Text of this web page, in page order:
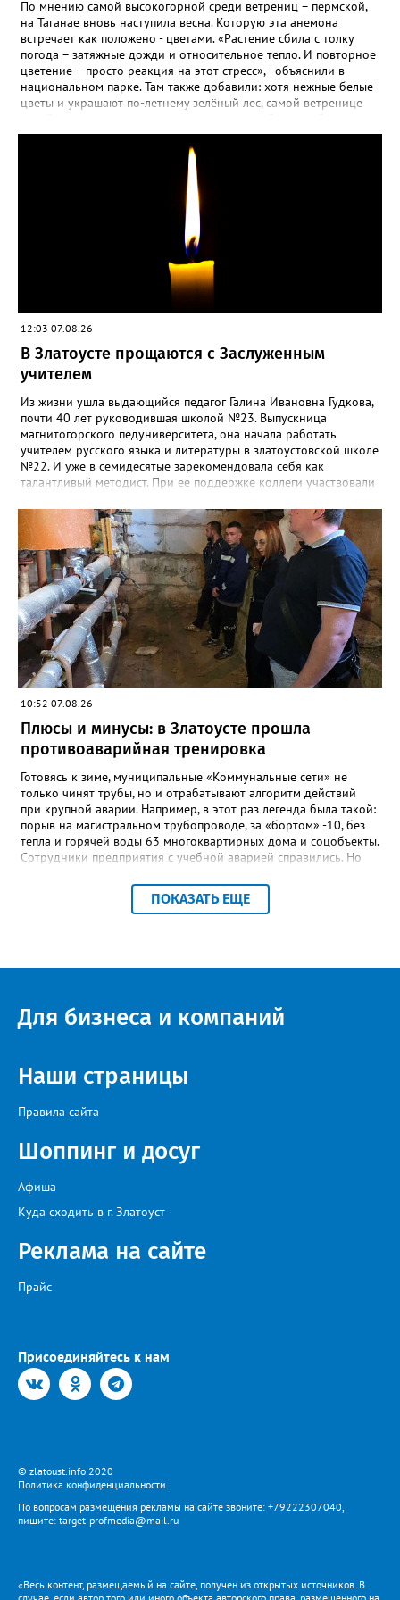
весной прорастет сама. Ещё один секрет – этот символ
Прованса не любит «вкусную» почву. Добавляйте в посадочную
яму гравий и песок – требуется хороший дренаж. В первый год
Екатерина рекомендует цветы убирать, чтобы силы куста
пошли на наращивание корневой системы. А со второго года
пусть лаванда цветёт во всю силу! Фото: Екатерина Бойко,
специально для «Златоуст.инфо». Обсуждение новости здесь
По мнению самой высокогорной среди ветрениц – пермской,
на Таганае вновь наступила весна. Которую эта анемона
встречает как положено - цветами. «Растение сбила с толку
погода – затяжные дожди и относительное тепло. И повторное
цветение – просто реакция на этот стресс», - объяснили в
национальном парке. Там также добавили: хотя нежные белые
цветы и украшают по-летнему зелёный лес, самой ветренице
силы перед долгой зимовкой.
12:03 07.08.26
В Златоусте прощаются с Заслуженным
учителем
Из жизни ушла выдающийся педагог Галина Ивановна Гудкова,
почти 40 лет руководившая школой №23. Выпускница
магнитогорского педуниверситета, она начала работать
учителем русского языка и литературы в златоустовской школе
№22. И уже в семидесятые зарекомендовала себя как
талантливый методист. При её поддержке коллеги участвовали
«Благодаря её мудрому руководству в школе сформировался
сильный педагогический коллектив, объединённый общими
ценностями и любовью к своему делу. Для многих Галина
Ивановна навсегда останется не только талантливым
руководителем, но и настоящим Учителем с большой буквы», -
говорится в сообществе школы №23 во ВКонтакте. Свои
соболезнования семье Галины Ивановны выразил глава
Златоуста Олег Решетников. «Её вклад зафиксирован в
важнейших документах школы, но главное - он остался в
людях: в тех учителях, которых она поддержала, в тех
учениках, которых она вдохновила. Заслуженный учитель РФ,
«Отличник народного просвещения», обладатель медали «За
доблестный труд», Галина Ивановна оставила не только
награды и документы, но и работающий, живой механизм
школы, который продолжает жить её принципами», - говорится
в некрологе.
10:52 07.08.26
Плюсы и минусы: в Златоусте прошла
противоаварийная тренировка
Готовясь к зиме, муниципальные «Коммунальные сети» не
только чинят трубы, но и отрабатывают алгоритм действий
при крупной аварии. Например, в этот раз легенда была такой:
порыв на магистральном трубопроводе, за «бортом» -10, без
тепла и горячей воды 63 многоквартирных дома и соцобъекты.
Сотрудники предприятия с учебной аварией справились. Но
отметили и недочёты. «Например, управляющие компании
несвоевременно приняли меры для предотвращения
— сообщила начальник Главного управления ГЖИ Ирина
оперативно делиться информацией со всеми
заинтересованными – от поставщика тепла до конечных
ПОКАЗАТЬ ЕЩЕ
Для бизнеса и компаний
Наши страницы
Правила сайта
Шоппинг и досуг
Афиша
Куда сходить в г. Златоуст
Реклама на сайте
Прайс
Присоединяйтесь к нам
© zlatoust.info 2020
Политика конфиденциальности
По вопросам размещения рекламы на сайте звоните: +79222307040,
пишите: target-profmedia@mail.ru
«Весь контент, размещаемый на сайте, получен из открытых источников. В